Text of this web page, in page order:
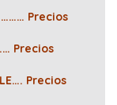
Precios
Precios
Precios